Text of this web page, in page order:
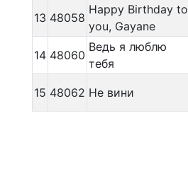
13 48058
Happy Birthday to
you, Gayane
14 48060
Ведь я люблю
тебя
15 48062 Не вини